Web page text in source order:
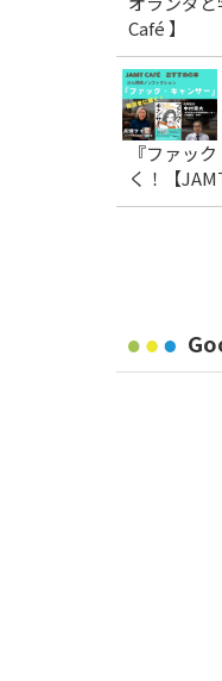
Café 】
『ファッ
く！【